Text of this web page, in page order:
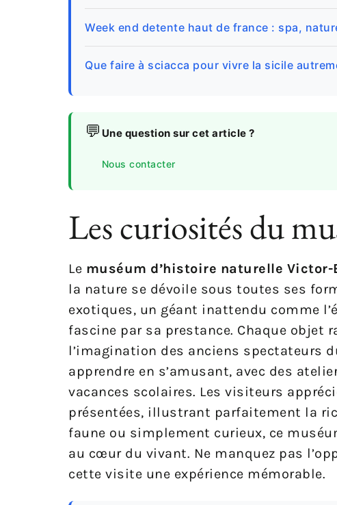
Week end detente haut de france : spa,
Que faire à sciacca pour vivre la sicile
💬 Une question sur cet article ?
Nous contacter
Les curiosités du
Le muséum d’histoire naturelle Victor-
la nature se dévoile sous toutes ses
exotiques, un géant inattendu comme
fascine par sa prestance. Chaque objet
l’imagination des anciens spectateurs
apprendre en s’amusant, avec des
vacances scolaires. Les visiteurs
présentées, illustrant parfaitement la
faune ou simplement curieux, ce
au cœur du vivant. Ne manquez pas
cette visite une expérience mémorable.